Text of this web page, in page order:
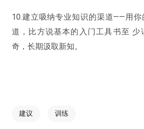
10.建立吸纳专业知识的渠道——用
道，比方说基本的入门工具书至 少
奇，长期汲取新知。
建议 训练